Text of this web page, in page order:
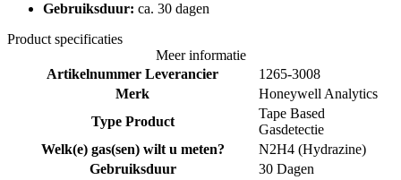
Gebruiksduur: ca. 30 dagen
Product specificaties
Meer informatie
Artikelnummer Leverancier
1265-3008
Merk
Honeywell Analytics
Type Product
Tape Based
Gasdetectie
Welk(e) gas(sen) wilt u meten?
N2H4 (Hydrazine)
Gebruiksduur
30 Dagen